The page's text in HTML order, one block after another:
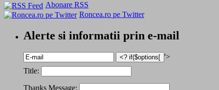
Abonare RSS
Roncea.ro pe Twitter
Alerte si informatii prin e-mail
'>
Title:
Thanks Message: